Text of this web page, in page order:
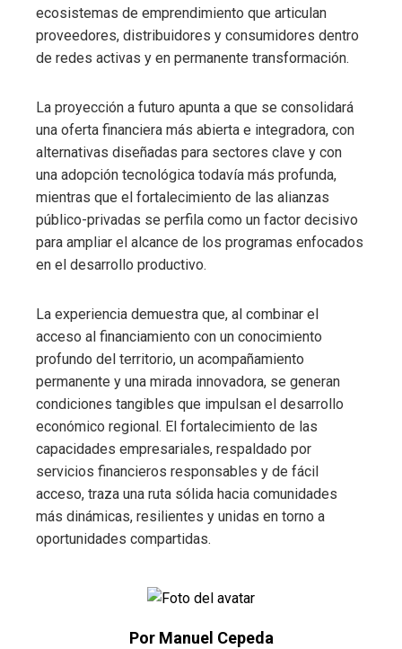
ecosistemas de emprendimiento que articulan
proveedores, distribuidores y consumidores dentro
de redes activas y en permanente transformación.
La proyección a futuro apunta a que se consolidará
una oferta financiera más abierta e integradora, con
alternativas diseñadas para sectores clave y con
una adopción tecnológica todavía más profunda,
mientras que el fortalecimiento de las alianzas
público-privadas se perfila como un factor decisivo
para ampliar el alcance de los programas enfocados
en el desarrollo productivo.
La experiencia demuestra que, al combinar el
acceso al financiamiento con un conocimiento
profundo del territorio, un acompañamiento
permanente y una mirada innovadora, se generan
condiciones tangibles que impulsan el desarrollo
económico regional. El fortalecimiento de las
capacidades empresariales, respaldado por
servicios financieros responsables y de fácil
acceso, traza una ruta sólida hacia comunidades
más dinámicas, resilientes y unidas en torno a
oportunidades compartidas.
Por Manuel Cepeda